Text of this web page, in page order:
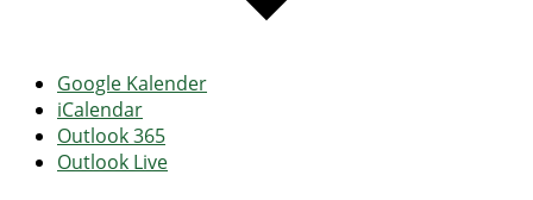
Google Kalender
iCalendar
Outlook 365
Outlook Live